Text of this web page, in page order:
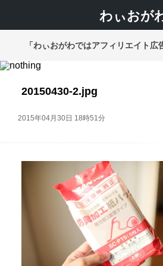
わぃおが
「わぃおがわではアフィリエイト広
20150430-2.jpg
2015年04月30日 18時51分